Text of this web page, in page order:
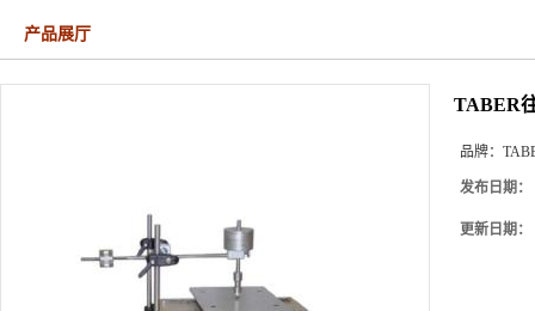
产品展厅
TABER
品牌：
发布日期：
更新日期：